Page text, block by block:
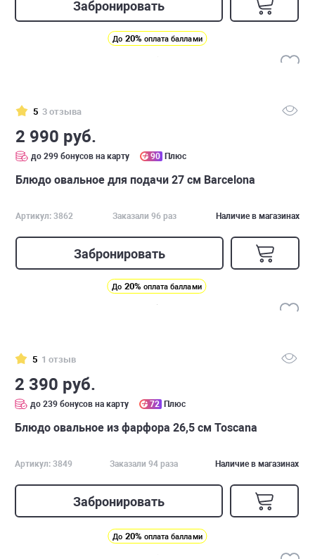
Забронировать
До 20% оплата баллами
5 3 отзыва
2 990 руб.
до 299 бонусов на карту 90 Плюс
Блюдо овальное для подачи 27 см Barcelona
Артикул: 3862 Заказали 96 раз Наличие в магазинах
Забронировать
До 20% оплата баллами
5 1 отзыв
2 390 руб.
до 239 бонусов на карту 72 Плюс
Блюдо овальное из фарфора 26,5 см Toscana
Артикул: 3849 Заказали 94 раза Наличие в магазинах
Забронировать
До 20% оплата баллами